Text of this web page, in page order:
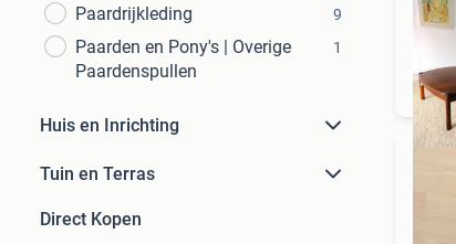
Paardrijkleding
9
Paarden en Pony's | Overige
Paardenspullen
1
Huis en Inrichting
Tuin en Terras
Direct Kopen